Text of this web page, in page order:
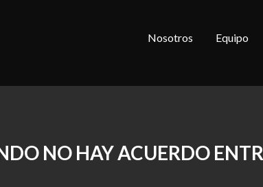
Nosotros Equipo
NO HAY ACUERDO